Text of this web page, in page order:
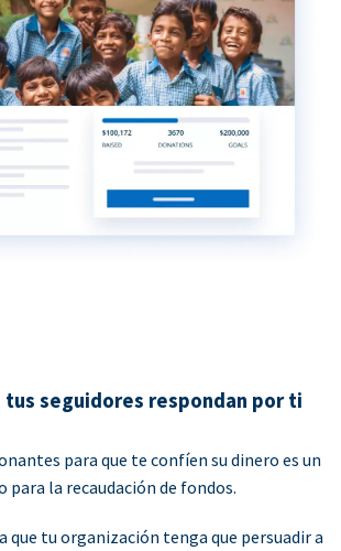
tus seguidores respondan por ti
para que te confíen su dinero es un
para la recaudación de fondos.
que tu organización tenga que persuadir a